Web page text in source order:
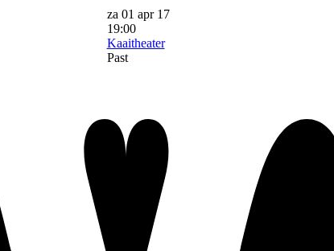
za 01 apr 17
19:00
Kaaitheater
Past